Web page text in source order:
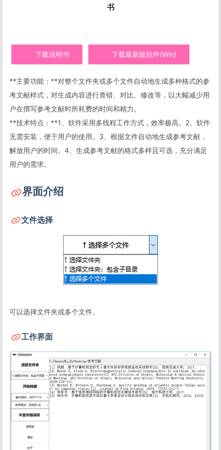
下载说明书 下载最新版软件(Win)
**主要功能：**对整个文件夹或多个文件自动地生成多种格式的参
考文献样式，对生成内容进行查错、对比、修改等，以大幅减少用
户在撰写参考文献时所耗费的时间和精力。
**技术特点：**1、软件采用多线程工作方式，效率极高。2、软件
无需安装，便于用户的使用。3、根据文件自动地生成参考文献，
解放用户的时间。4、生成参考文献的格式多样且可选，充分满足
用户的需求。
界面介绍
文件选择
可以选择文件夹或多个文件。
工作界面